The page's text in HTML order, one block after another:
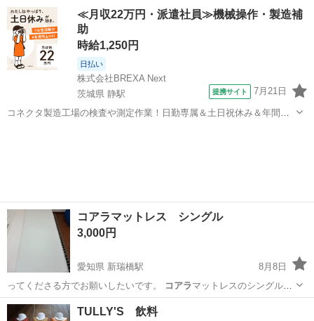
北海道 札幌市 おもちゃ コアラのマーチ
≪月収22万円・派遣社員≫機械操作・製造補
助
時給1,250円
日払い
株式会社BREXA Next
茨城県 静駅
提携サイト 7月21日
コネクタ製造工場の検査や測定作業！日勤専属＆土日祝休み＆年間休
コアラマットレス シングル
3,000円
愛知県 新瑞橋駅
8月8日
ってくださる方でお願いしたいです。
コアラマットレスのシングルサ
イズです。 ht…
愛知 名古屋市 新瑞橋駅 ベッド
TULLY'S 飲料